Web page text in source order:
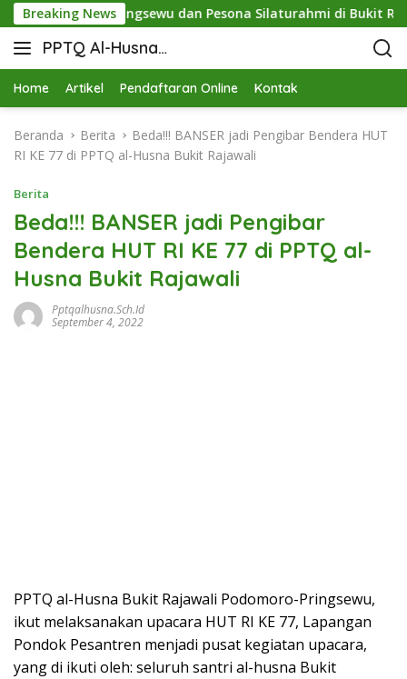
Breaking News
STIT Pringsewu dan Pesona Silaturahmi di Bukit Raja
PPTQ Al-Husna
Bukit Raja Wali
Home Artikel Pendaftaran Online Kontak
Beranda Berita
Beda!!! BANSER jadi Pengibar Bendera HUT
RI KE 77 di PPTQ al-Husna Bukit Rajawali
Berita
Beda!!! BANSER jadi Pengibar
Bendera HUT RI KE 77 di PPTQ al-
Husna Bukit Rajawali
Pptqalhusna.sch.id
September 4, 2022
PPTQ al-Husna Bukit Rajawali Podomoro-Pringsewu,
ikut melaksanakan upacara HUT RI KE 77, Lapangan
Pondok Pesantren menjadi pusat kegiatan upacara,
yang di ikuti oleh: seluruh santri al-husna Bukit